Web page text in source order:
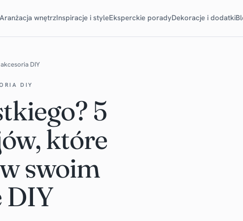
Aranżacja wnętrzInspiracje i styleEksperckie poradyDekoracje i dodatki
DIY
DIY
5
które
swoim
DIY